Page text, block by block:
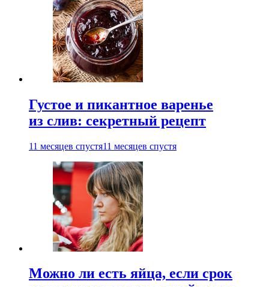
Густое и пикантное варенье
из слив: секретный рецепт
11 месяцев спустя11 месяцев спустя
Можно ли есть яйца, если срок